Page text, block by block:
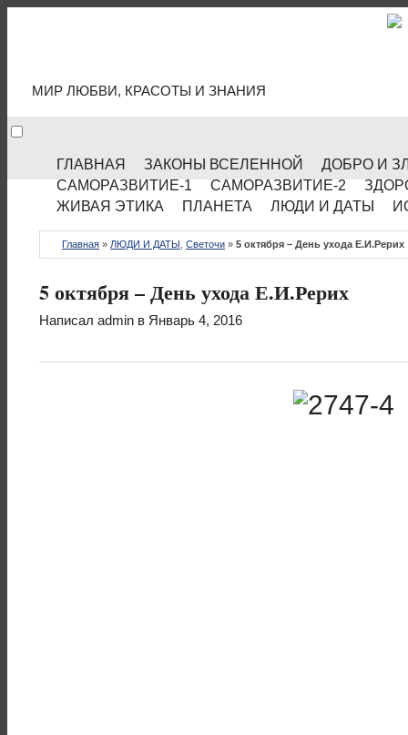
МИР ЛЮБВИ, КРАСОТЫ И ЗНАНИЯ
ГЛАВНАЯ ЗАКОНЫ ВСЕЛЕННОЙ
ДОБРО И
САМОРАЗВИТИЕ-1
САМОРАЗВИТИЕ-2
ЖИВАЯ ЭТИКА
ПЛАНЕТА ЛЮДИ И ДАТЫ
Главная » ЛЮДИ И ДАТЫ Светочи » 5 октября – День ухода Е.И.Рерих
5 октября – День ухода Е.И.Рерих
Написал admin в Январь 4, 2016